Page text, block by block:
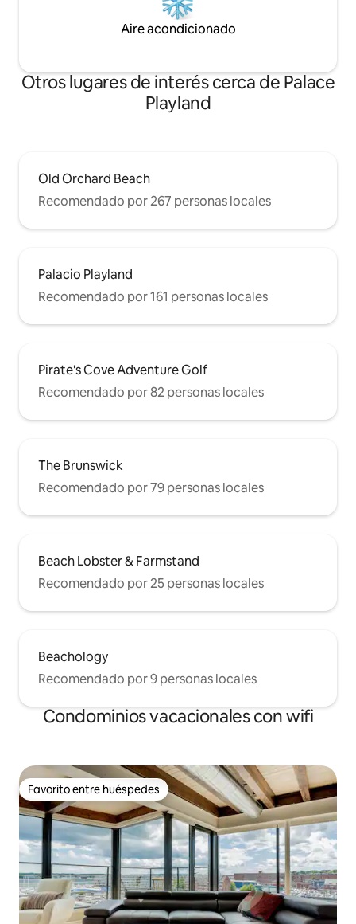
Aire acondicionado
Otros lugares de interés cerca de Palace
Playland
Old Orchard Beach
Recomendado por 267 personas locales
Palacio Playland
Recomendado por 161 personas locales
Pirate's Cove Adventure Golf
Recomendado por 82 personas locales
The Brunswick
Recomendado por 79 personas locales
Beach Lobster & Farmstand
Recomendado por 25 personas locales
Beachology
Recomendado por 9 personas locales
Condominios vacacionales con wifi
Favorito entre huéspedes
Favorito entre huéspedes